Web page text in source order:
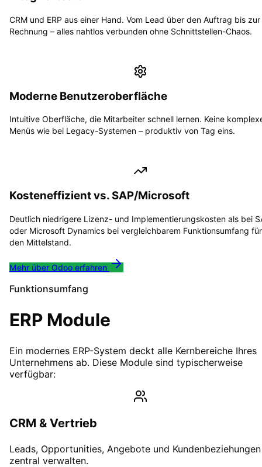
CRM und ERP aus einer Hand. Vom Lead über den Auftrag bis zur
Rechnung – alles nahtlos verbunden ohne Schnittstellen-Chaos.
Moderne Benutzeroberfläche
Intuitive Oberfläche, die Mitarbeiter schnell lernen. Keine
Menüs wie bei Legacy-Systemen – produktiv von Tag eins.
Kosteneffizient vs. SAP/Microsoft
Deutlich niedrigere Lizenz- und Implementierungskosten als bei
oder Microsoft Dynamics bei vergleichbarem Funktionsumfang für
den Mittelstand.
Mehr über Odoo erfahren
Funktionsumfang
ERP Module
Ein modernes ERP-System deckt alle Kernbereiche Ihres
Unternehmens ab. Diese Module sind typischerweise
verfügbar:
CRM & Vertrieb
Leads, Opportunities, Angebote und Kundenbeziehungen
zentral verwalten.